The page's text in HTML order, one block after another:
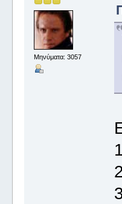
Μηνύματα: 3057